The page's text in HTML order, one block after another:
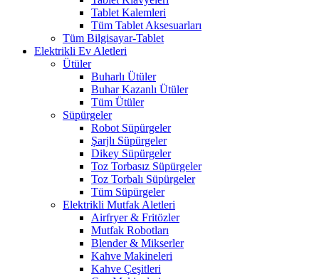
Tablet Kalemleri
Tüm Tablet Aksesuarları
Tüm Bilgisayar-Tablet
Elektrikli Ev Aletleri
Ütüler
Buharlı Ütüler
Buhar Kazanlı Ütüler
Tüm Ütüler
Süpürgeler
Robot Süpürgeler
Şarjlı Süpürgeler
Dikey Süpürgeler
Toz Torbasız Süpürgeler
Toz Torbalı Süpürgeler
Tüm Süpürgeler
Elektrikli Mutfak Aletleri
Airfryer & Fritözler
Mutfak Robotları
Blender & Mikserler
Kahve Makineleri
Kahve Çeşitleri